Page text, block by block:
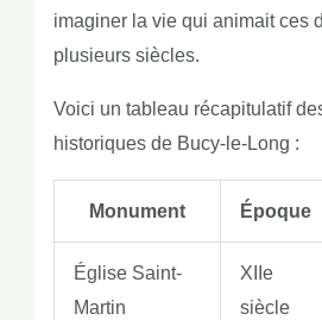
imaginer la vie qui animait ces
plusieurs siècles.
Voici un tableau récapitulatif
historiques de Bucy-le-Long :
Monument Époque
Église Saint-
Martin
XIIe
siècle